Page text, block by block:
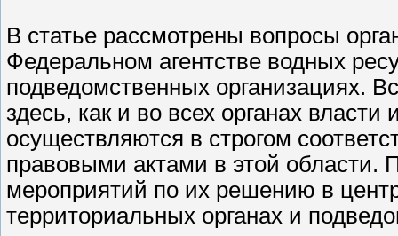
В статье рассмотрены вопросы
Федеральном агентстве водных
подведомственных организациях.
здесь, как и во всех органах
осуществляются в строгом
правовыми актами в этой области.
мероприятий по их решению в
территориальных органах и